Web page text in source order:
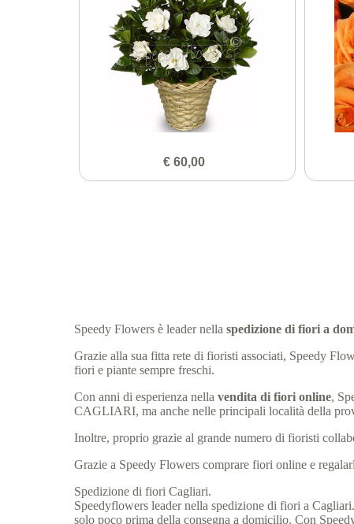
€ 60,00
Speedy Flowers è leader nellaspedizione di fiori a
Grazie alla sua fitta rete di fioristi associati, Speedy
fiori e piante sempre freschi.
Con anni di esperienza nellavendita di fiori online,
CAGLIARI, ma anche nelle principali località della
Inoltre, proprio grazie al grande numero di fioristi
Grazie a Speedy Flowers comprare fiori online e
Spedizione di fiori Cagliari.
Speedyflowers leader nella spedizione di fiori a
solo poco prima della consegna a domicilio. Con